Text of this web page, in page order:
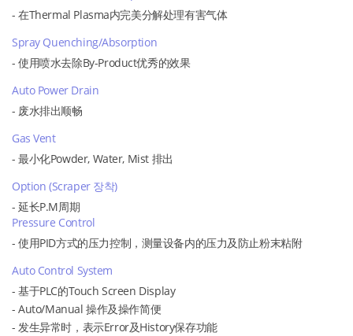
- 在Thermal Plasma内完美分解处理有害气体
Spray Quenching/Absorption
- 使用喷水去除By-Product优秀的效果
Auto Power Drain
- 废水排出顺畅
Gas Vent
- 最小化Powder, Water, Mist 排出
Option (Scraper 장착)
- 延长P.M周期
Pressure Control
- 使用PID方式的压力控制，测量设备内的压力及防止粉末粘附
Auto Control System
- 基于PLC的Touch Screen Display
- Auto/Manual 操作及操作简便
- 发生异常时，表示Error及History保存功能